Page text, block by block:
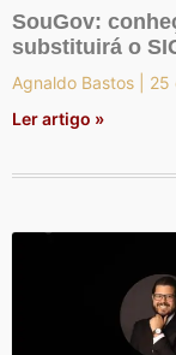
SouGov:
substituirá o
Agnaldo Bastos
25
Ler artigo »